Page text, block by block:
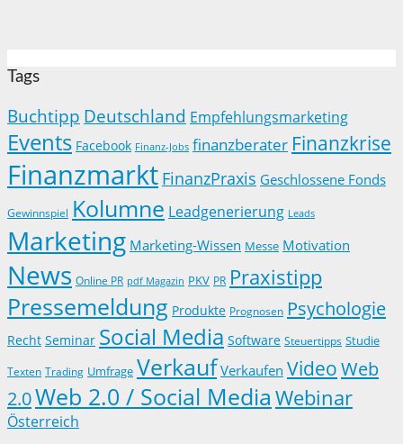
Tags
Buchtipp Deutschland Empfehlungsmarketing
Events Facebook Finanz-Jobs finanzberater Finanzkrise
Finanzmarkt FinanzPraxis Geschlossene Fonds
Gewinnspiel Kolumne Leadgenerierung Leads
Marketing Marketing-Wissen Messe Motivation
News Online PR pdf Magazin PKV PR Praxistipp
Pressemeldung Produkte Prognosen Psychologie
Recht Seminar Social Media Software Steuertipps Studie
Texten Trading Umfrage Verkauf Verkaufen VideoWeb
2.0Web 2.0 / Social Media Webinar
Österreich